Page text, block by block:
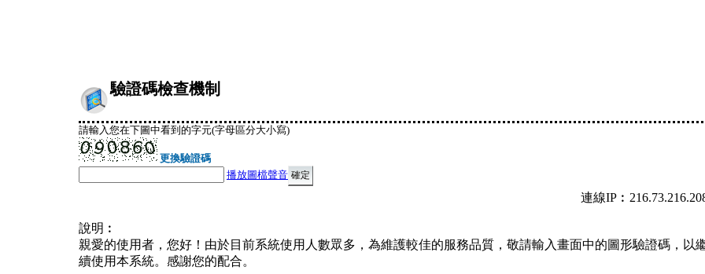
驗證碼檢查機制
請輸入您在下圖中看到的字元(字母區分大小寫)
更換驗證碼
播放圖檔聲音
連線
說明︰
親愛的使用者，您好！由於目前系統使用人數眾多，為維護較佳的服務品質，敬請輸入畫面中的圖形驗證碼，以
續使用本系統。感謝您的配合。